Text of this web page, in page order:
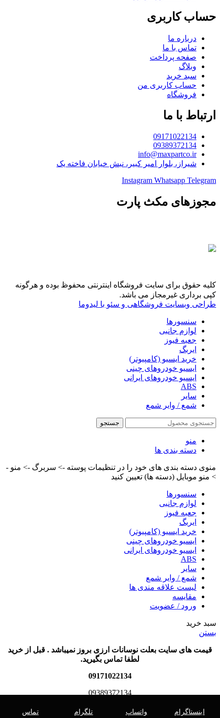
حساب کاربری
درباره ما
تماس با ما
صفحه پرداخت
وبلاگ
سبد خرید
حساب کاربری من
فروشگاه
ارتباط با ما
09171022134
09389372134
info@maxpartco.ir
شیراز، بلوار امیر کبیر، نبش خیابان فاخته یک
Instagram Whatsapp Telegram
مجوزهای مکث پارت
کلیه حقوق برای سایت فروشگاه اینترنتی محفوظ بوده و هرگونه
کپی برداری غیرمجاز می باشد.
طراحی وبسایت فروشگاهی و سئو با لیدوما
سنسورها
لوازم جانبی
جعبه فیوز
ایربگ
خرید ایسیو (کامپیوتر)
ایسیو خودروهای چینی
ایسیو خودروهای ایرانی
ABS
سایر
شمع / وایر شمع
جستجو
منو
دسته بندی ها
منوی دسته بندی های خود را در تنظیمات پوسته -> سربرگ -> منو -
> منو موبایل (دسته ها) تعیین کنید
سنسورها
لوازم جانبی
جعبه فیوز
ایربگ
خرید ایسیو (کامپیوتر)
ایسیو خودروهای چینی
ایسیو خودروهای ایرانی
ABS
سایر
شمع / وایر شمع
لیست علاقه مندی ها
مقایسه
ورود / عضویت
سبد خرید
بستن
قیمت های سایت بعلت نوسانات ارزی بروز نمیباشد . قبل از خرید
لطفا تماس بگیرید.
09171022134
09389372134
اینستاگرام واتساپ تلگرام تماس